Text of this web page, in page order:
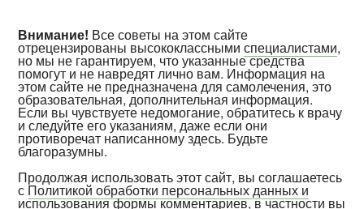
Внимание! Все советы на этом сайте
отрецензированы высококласснымиспециалистами,
но мы не гарантируем, что указанные средства
помогут и не навредят лично вам. Информация на
этом сайте не предназначена для самолечения, это
образовательная, дополнительная информация.
Если вы чувствуете недомогание, обратитесь к врачу
и следуйте его указаниям, даже если они
противоречат написанному здесь. Будьте
благоразумны.
Продолжая использовать этот сайт, вы соглашаетесь
с Политикой обработки персональных данных и
использования формы комментариев, в частности вы